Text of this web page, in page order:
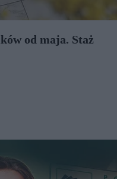
od maja. Staż